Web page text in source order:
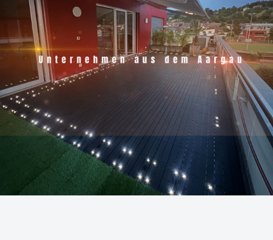
système d'éclairage LED intégré à base d'énergie solaire, vous
pouvez être sûr d'obtenir un produit durable et fiable qui vous
donnera satisfaction pendant de nombreuses années. Si vous
recherchez un moyen efficace et écologique d'éclairer votre
terrasse ou votre jardin le soir, nos dalles à clipser WPC grises
avec système d'éclairage LED intégré à base d'énergie solaire
sont un excellent choix.
Dimensions : 30cm x 30cm
Le prix est valable pour 11 carreaux
Toutes les dalles WPC peuvent être combinées avec des dalles